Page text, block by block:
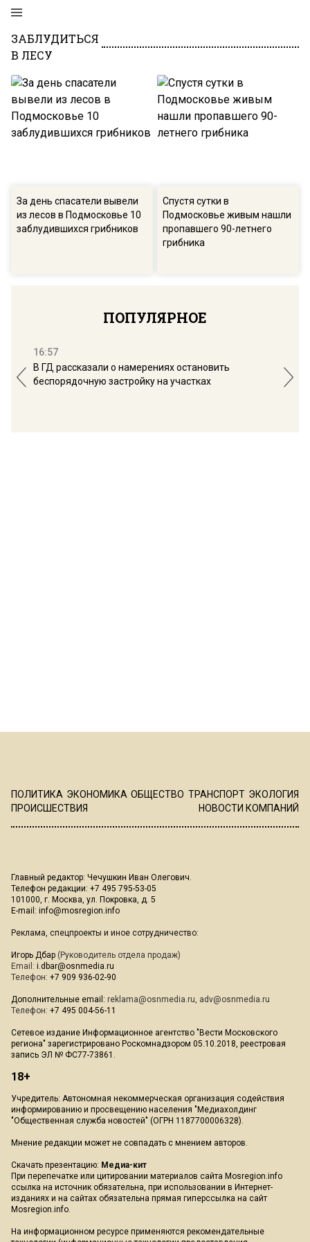
ЗАБЛУДИТЬСЯ
В ЛЕСУ
За день спасатели вывели
из лесов в Подмосковье 10
заблудившихся грибников
Спустя сутки в
Подмосковье живым нашли
пропавшего 90-летнего
грибника
ПОПУЛЯРНОЕ
16:57
В ГД рассказали о намерениях остановить
беспорядочную застройку на участках
ПОЛИТИКА ЭКОНОМИКА ОБЩЕСТВО ТРАНСПОРТ ЭКОЛОГИЯ
ПРОИСШЕСТВИЯ
НОВОСТИ КОМПАНИЙ
Главный редактор: Чечушкин Иван Олегович.
Телефон редакции: +7 495 795-53-05
101000, г. Москва, ул. Покровка, д. 5
E-mail: info@mosregion.info
Реклама, спецпроекты и иное сотрудничество:
Игорь Дбар (Руководитель отдела продаж)
Email: i.dbar@osnmedia.ru
Телефон: +7 909 936-02-90
Дополнительные email: reklama@osnmedia.ru, adv@osnmedia.ru
Телефон: +7 495 004-56-11
Сетевое издание Информационное агентство "Вести Московского
региона" зарегистрировано Роскомнадзором 05.10.2018, реестровая
запись ЭЛ № ФС77-73861.
18+
Учредитель: Автономная некоммерческая организация содействия
информированию и просвещению населения "Медиахолдинг
"Общественная служба новостей" (ОГРН 1187700006328).
Мнение редакции может не совпадать с мнением авторов.
Скачать презентацию: Медиа-кит
При перепечатке или цитировании материалов сайта Mosregion.info
ссылка на источник обязательна, при использовании в Интернет-
изданиях и на сайтах обязательна прямая гиперссылка на сайт
Mosregion.info.
На информационном ресурсе применяются рекомендательные